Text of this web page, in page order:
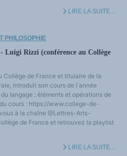
LIRE LA SUITE...
PHILOSOPHIE
Luigi Rizzi (conférence au Collège
Collège de France et titulaire de la
introduit son cours de l'année
langage : éléments et opérations de
cours : https://www.college-de-
à la chaîne ‪@Lettres-Arts-
de France et retrouvez la playlist
LIRE LA SUITE...